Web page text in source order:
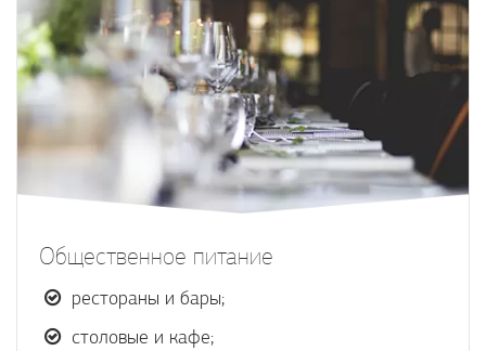
Общественное питание
рестораны и бары;
столовые и кафе;